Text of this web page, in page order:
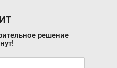
решение